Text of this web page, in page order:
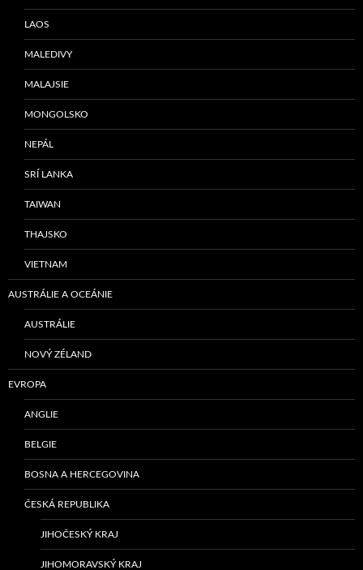
LAOS
MALEDIVY
MALAJSIE
MONGOLSKO
NEPÁL
SRÍ LANKA
TAIWAN
THAJSKO
VIETNAM
AUSTRÁLIE A OCEÁNIE
AUSTRÁLIE
NOVÝ ZÉLAND
EVROPA
ANGLIE
BELGIE
BOSNA A HERCEGOVINA
ČESKÁ REPUBLIKA
JIHOČESKÝ KRAJ
JIHOMORAVSKÝ KRAJ